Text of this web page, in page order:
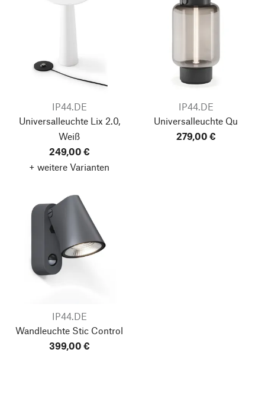
IP44.DE
Universalleuchte Lix 2.0,
Weiß
249,00 €
+ weitere Varianten
IP44.DE
Universalleuchte Qu
279,00 €
IP44.DE
Wandleuchte Stic Control
399,00 €